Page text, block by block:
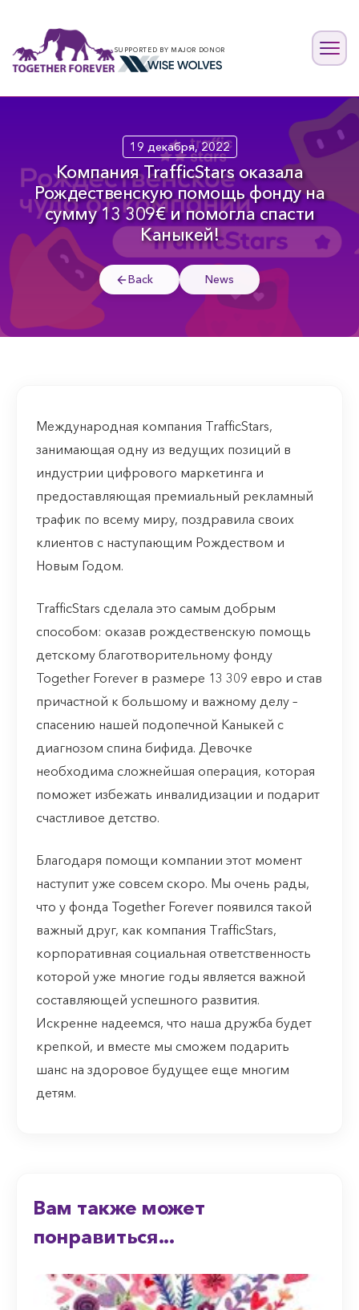
SUPPORTED BY MAJOR DONOR
19 декабря, 2022
Компания TrafficStars оказала
Рождественскую помощь фонду на
сумму 13 309€ и помогла спасти
Каныкей!
Back News
Международная компания TrafficStars,
занимающая одну из ведущих позиций в
индустрии цифрового маркетинга и
предоставляющая премиальный рекламный
трафик по всему миру, поздравила своих
клиентов с наступающим Рождеством и
Новым Годом.
TrafficStars сделала это самым добрым
способом: оказав рождественскую помощь
детскому благотворительному фонду
Together Forever в размере 13 309 евро и став
причастной к большому и важному делу –
спасению нашей подопечной Каныкей с
диагнозом спина бифида. Девочке
необходима сложнейшая операция, которая
поможет избежать инвалидизации и подарит
счастливое детство.
Благодаря помощи компании этот момент
наступит уже совсем скоро. Мы очень рады,
что у фонда Together Forever появился такой
важный друг, как компания TrafficStars,
корпоративная социальная ответственность
которой уже многие годы является важной
составляющей успешного развития.
Искренне надеемся, что наша дружба будет
крепкой, и вместе мы сможем подарить
шанс на здоровое будущее еще многим
детям.
Вам также может
понравиться...